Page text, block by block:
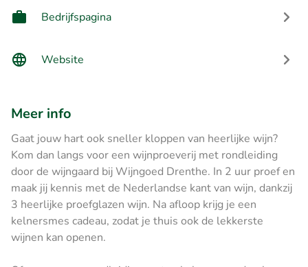
Bedrijfspagina
Website
Meer info
Gaat jouw hart ook sneller kloppen van heerlijke wijn?
Kom dan langs voor een wijnproeverij met rondleiding
door de wijngaard bij Wijngoed Drenthe. In 2 uur proef en
maak jij kennis met de Nederlandse kant van wijn, dankzij
3 heerlijke proefglazen wijn. Na afloop krijg je een
kelnersmes cadeau, zodat je thuis ook de lekkerste
wijnen kan openen.